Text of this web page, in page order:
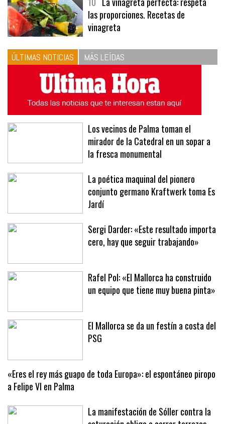
10La vinagreta perfecta: respeta
las proporciones. Recetas de
vinagreta
ÚLTIMAS NOTICIAS MÁS LEÍDAS
Los vecinos de Palma toman el
mirador de la Catedral en un sopar a
la fresca monumental
La poética maquinal del pionero
conjunto germano Kraftwerk toma Es
Jardí
Sergi Darder: «Este resultado importa
Rafel Pol: «El Mallorca ha construido
El Mallorca se da un festín a costa del
«Eres el rey más guapo de toda Europa»: el espontáneo piropo
a Felipe VI en Palma